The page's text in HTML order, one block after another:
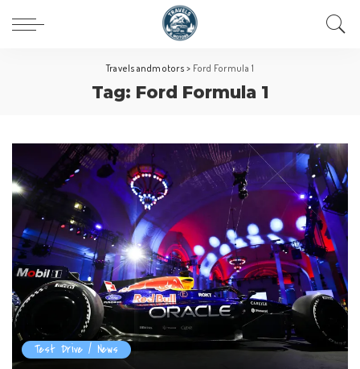
Travelsandmotors > Ford Formula 1
Tag: Ford Formula 1
Test Drive / News